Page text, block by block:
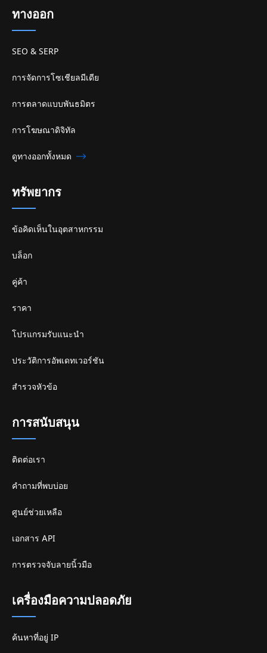
ทางออก
SEO & SERP
การจัดการโซเชียลมีเดีย
การตลาดแบบพันธมิตร
การโฆษณาดิจิทัล
ดูทางออกทั้งหมด
ทรัพยากร
ข้อคิดเห็นในอุตสาหกรรม
บล็อก
คู่ค้า
ราคา
โปรแกรมรับแนะนำ
ประวัติการอัพเดทเวอร์ชัน
สำรวจหัวข้อ
การสนับสนุน
ติดต่อเรา
คำถามที่พบบ่อย
ศูนย์ช่วยเหลือ
เอกสาร API
การตรวจจับลายนิ้วมือ
เครื่องมือความปลอดภัย
ค้นหาที่อยู่ IP